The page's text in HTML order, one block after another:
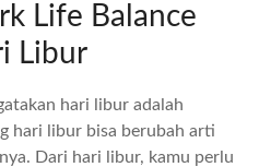
Life Balance
Libur
hari libur adalah
hari libur bisa berubah arti
Dari hari libur, kamu perlu